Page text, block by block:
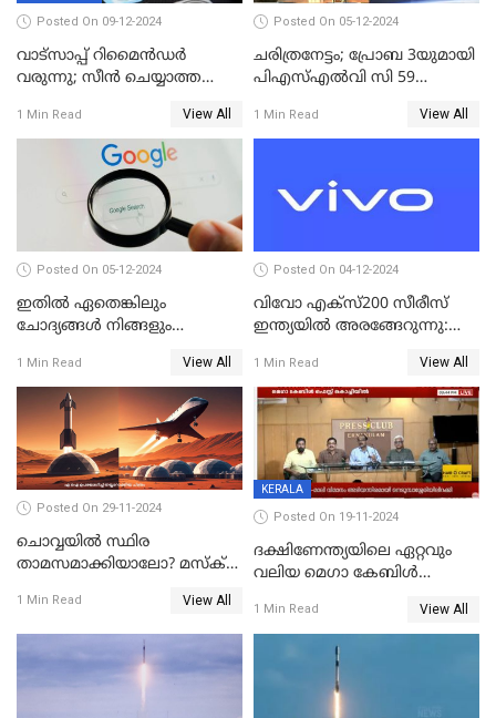
Posted On 09-12-2024
വാട്സാപ്പ് റിമൈൻഡർ
വരുന്നു; സീൻ ചെയ്യാത്ത
ഓർമിപ്പിക്കും ഈ
പുതുപുത്തൻ ഫീച്ചർ
1 Min Read View All
Posted On 05-12-2024
ചരിത്രനേട്ടം; പ്രോബ 3യുമായി
പിഎസ്എല്‍വി സി 59
വിജയം
1 Min Read View All
Posted On 05-12-2024
ഇതിൽ ഏതെങ്കിലും
ചോദ്യങ്ങൾ നിങ്ങളും
ഗൂഗിളിൽ ഏറ്റവുമധികം
ആളുകൾ ചോദിച്ച
ചോദ്യങ്ങൾ
1 Min Read View All
Posted On 04-12-2024
വിവോ എക്‌സ്200 സീരീസ്
ഇന്ത്യയിൽ അരങ്ങേറുന്നു:
ഫീച്ചറുകളും
1 Min Read View All
Posted On 29-11-2024
ചൊവ്വയിൽ സ്ഥിര
താമസമാക്കിയാലോ? മസ്ക്
1 Min Read View All
KERALA
Posted On 19-11-2024
ദക്ഷിണേന്ത്യയിലെ ഏറ്റവും
വലിയ മെഗാ കേബിള്‍
ഈ മാസം 21ന് കൊച്ചിയിൽ
ആരംഭിക്കും
1 Min Read View All